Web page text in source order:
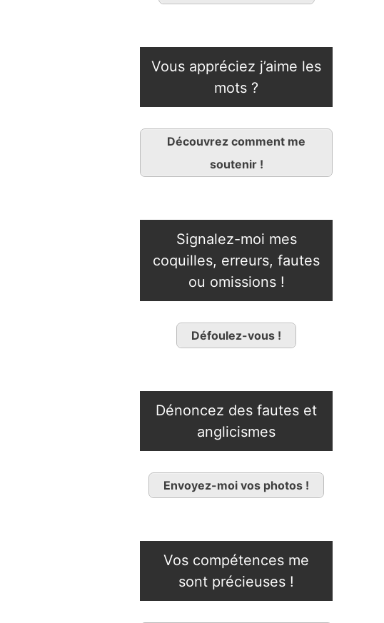
Vous appréciez j’aime les
mots ?
Découvrez comment me
soutenir !
Signalez-moi mes
coquilles, erreurs, fautes
ou omissions !
Défoulez-vous !
Dénoncez des fautes et
anglicismes
Envoyez-moi vos photos !
Vos compétences me
sont précieuses !